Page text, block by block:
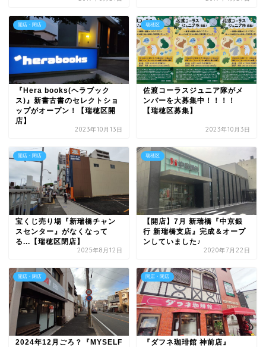
開店・閉店
『Hera books(ヘラブック
ス)』新書古書のセレクトショ
ップがオープン！【瑞穂区開
店】
2023年10月13日
瑞穂区
佐渡コーラスジュニア隊がメ
ンバーを大募集中！！！！
【瑞穂区募集】
2023年10月3日
開店・閉店
宝くじ売り場『新瑞橋チャン
スセンター』がなくなって
る...【瑞穂区閉店】
2025年8月12日
瑞穂区
【開店】7月 新瑞橋『中京銀
行 新瑞橋支店』完成＆オープ
ンしていました♪
2020年7月22日
開店・閉店
2024年12月ごろ？『MYSELF
開店・閉店
『ダフネ珈琲館 神前店』